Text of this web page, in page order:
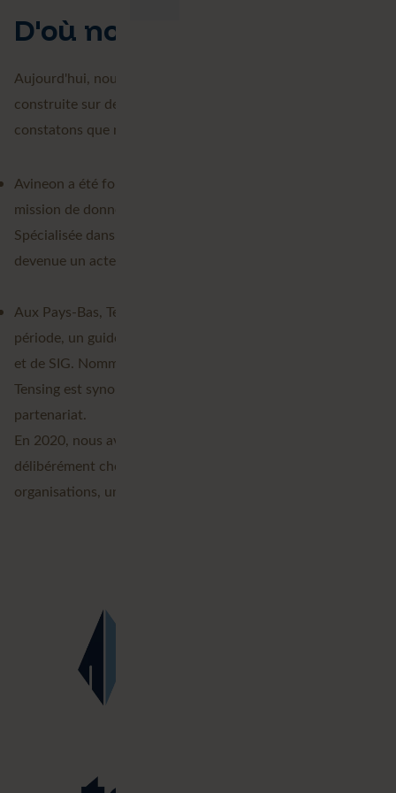
D'où nous venons
Aujourd'hui, nous sommes Avineon Tensing, une marque
construite sur deux entités solides. Avec le recul, nous
constatons que nos chemins se sont complétés :
Avineon a été fondée en 1992 aux États-Unis, avec pour
mission de donner un sens à l'information numérique.
Spécialisée dans l'ingénierie des données 2D et 3D, elle est
devenue un acteur international.
Aux Pays-Bas, Tensing est devenue, au cours de la même
période, un guide de confiance en matière de géodonnées
et de SIG. Nommé d'après le sherpa Tenzing Norgay,
Tensing est synonyme de maîtrise, de fiabilité et de
partenariat.
En 2020, nous avons uni nos forces et en 2025, nous avons
délibérément choisi un seul nom :
organisations, unies par une vision commune.